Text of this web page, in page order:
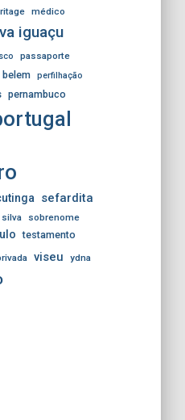
médico
iguaçu
passaporte
belem perfilhação
pernambuco
sefardita
sobrenome
testamento
viseu ydna